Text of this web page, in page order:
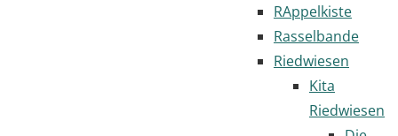
RAppelkiste
Rasselbande
Riedwiesen
Kita
Riedwiesen